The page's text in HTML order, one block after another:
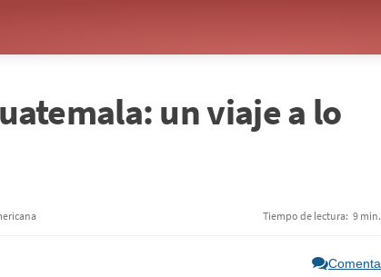
un viaje a lo
Tiempo de lectura: 9 min.
Comenta